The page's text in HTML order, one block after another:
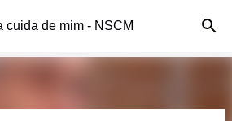
o conteúdo principal
cuida de mim - NSCM